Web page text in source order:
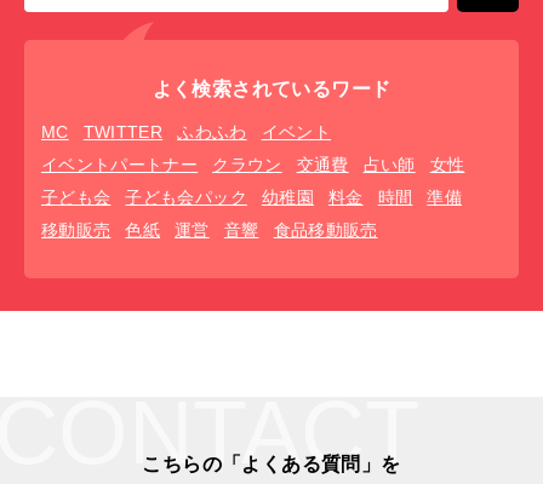
よく検索されているワード
MC TWITTER ふわふわ
イベント
イベントパートナー
クラウン 交通費 占い師
女性
子ども会
子ども会パック 幼稚園 料金 時間
準備
移動販売
色紙 運営 音響 食品移動販売
こちらの「よくある質問」を